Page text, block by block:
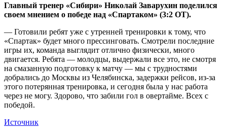
Главный тренер «Сибири» Николай Заварухин поделился
своем мнением о победе над «Спартаком» (3:2 ОТ).
— Готовили ребят уже с утренней тренировки к тому, что
«Спартак» будет много прессинговать. Смотрели последние
игры их, команда выглядит отлично физически, много
двигается. Ребята — молодцы, выдержали все это, не смотря
на смазанную подготовку к матчу — мы с трудностями
добрались до Москвы из Челябинска, задержки рейсов, из-за
этого потерянная тренировка, и сегодня была у нас работа
через не могу. Здорово, что забили гол в овертайме. Всех с
победой.
Источник